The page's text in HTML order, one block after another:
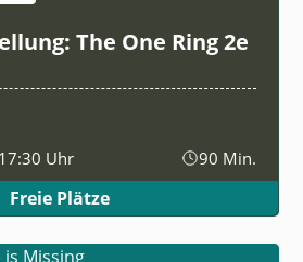
The One Ring 2e
Uhr 90 Min.
Freie Plätze